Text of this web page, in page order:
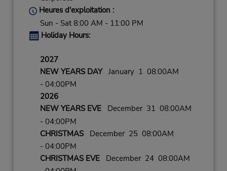
Heures d'exploitation :
Sun - Sat 8:00 AM - 11:00 PM
Holiday Hours:
2027
NEW YEARS DAYJanuary 1 08:00AM
- 04:00PM
2026
NEW YEARS EVEDecember 31 08:00AM
- 04:00PM
CHRISTMASDecember 25 08:00AM
- 04:00PM
CHRISTMAS EVEDecember 24 08:00AM